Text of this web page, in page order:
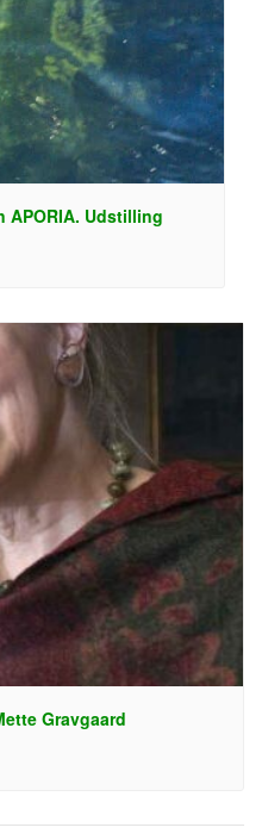
APORIA. Udstilling
Gravgaard